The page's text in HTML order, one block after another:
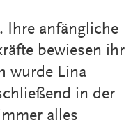
Ihre anfängliche
bewiesen ihr
wurde Lina
in der
alles